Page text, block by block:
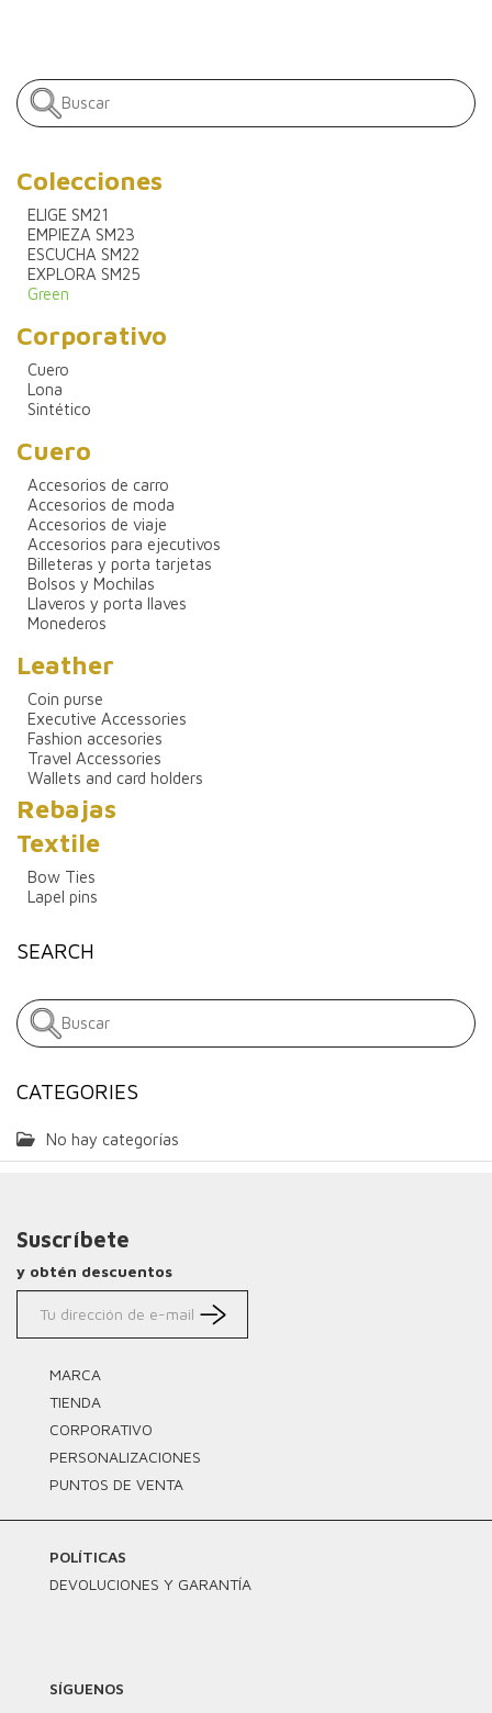
Colecciones
ELIGE SM21
EMPIEZA SM23
ESCUCHA SM22
EXPLORA SM25
Green
Corporativo
Cuero
Lona
Sintético
Cuero
Accesorios de carro
Accesorios de moda
Accesorios de viaje
Accesorios para ejecutivos
Billeteras y porta tarjetas
Bolsos y Mochilas
Llaveros y porta llaves
Monederos
Leather
Coin purse
Executive Accessories
Fashion accesories
Travel Accessories
Wallets and card holders
Rebajas
Textile
Bow Ties
Lapel pins
SEARCH
CATEGORIES
No hay categorías
Suscríbete
y obtén descuentos
MARCA
TIENDA
CORPORATIVO
PERSONALIZACIONES
PUNTOS DE VENTA
POLÍTICAS
DEVOLUCIONES Y GARANTÍA
SÍGUENOS